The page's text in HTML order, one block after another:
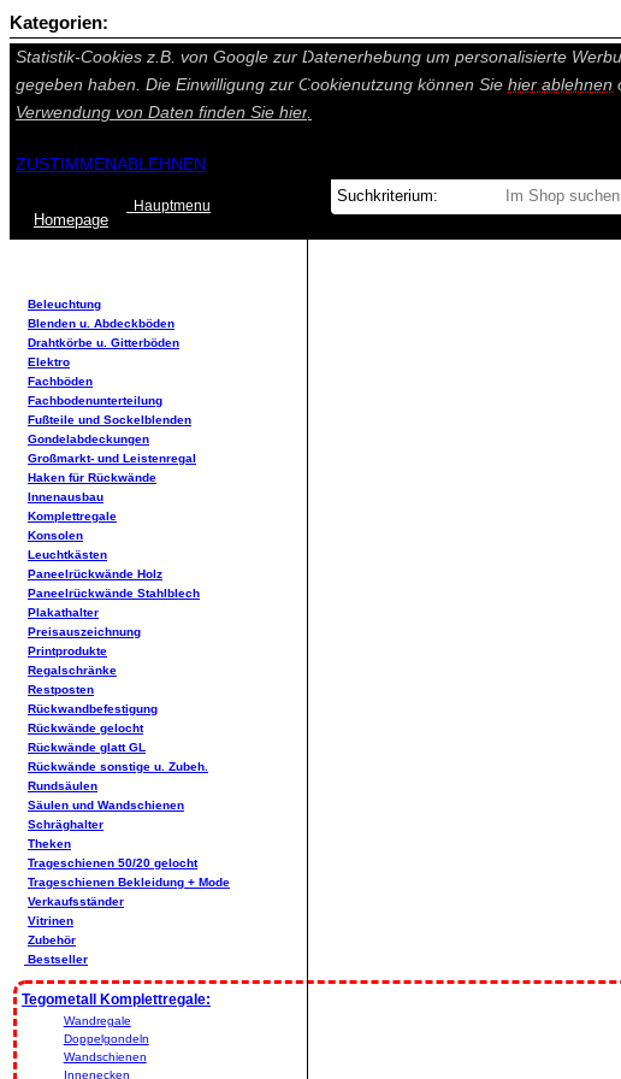
Auf dieser Seite werden technisch notwendige Cookies gesetzt. Technisch
Statistik-Cookies z.B. von Google zur Datenerhebung um personalisierte
gegeben haben. Die Einwilligung zur Cookienutzung können Sie hier ablehnen
Verwendung von Daten finden Sie hier.
ZUSTIMMENABLEHNEN
Homepage
Hauptmenu
Kategorien:
Beleuchtung
Blenden u. Abdeckböden
Drahtkörbe u. Gitterböden
Elektro
Fachböden
Fachbodenunterteilung
Fußteile und Sockelblenden
Gondelabdeckungen
Großmarkt- und Leistenregal
Haken für Rückwände
Innenausbau
Komplettregale
Konsolen
Leuchtkästen
Paneelrückwände Holz
Paneelrückwände Stahlblech
Plakathalter
Preisauszeichnung
Printprodukte
Regalschränke
Restposten
Rückwandbefestigung
Rückwände gelocht
Rückwände glatt GL
Rückwände sonstige u. Zubeh.
Rundsäulen
Säulen und Wandschienen
Schräghalter
Theken
Trageschienen 50/20 gelocht
Trageschienen Bekleidung + Mode
Verkaufsständer
Vitrinen
Zubehör
Bestseller
Tegometall Komplettregale:
Wandregale
Doppelgondeln
Wandschienen
Innenecken